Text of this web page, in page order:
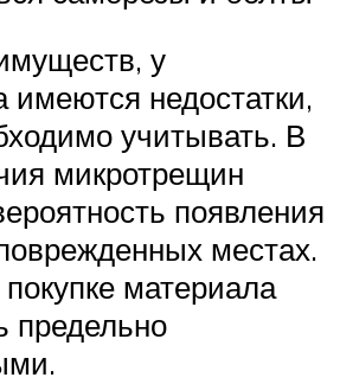
у
имеются недостатки,
учитывать. В
микротрещин
появления
местах.
материала
предельно